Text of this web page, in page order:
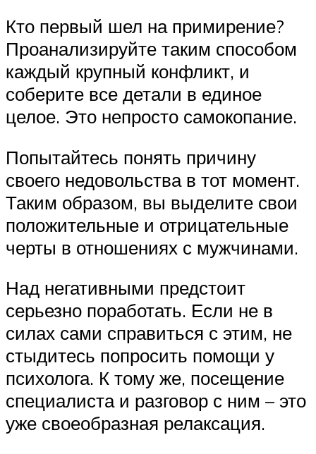
Кто первый шел на примирение?
Проанализируйте таким способом
каждый крупный конфликт, и
соберите все детали в единое
целое. Это непросто самокопание.
Попытайтесь понять причину
своего недовольства в тот момент.
Таким образом, вы выделите свои
положительные и отрицательные
черты в отношениях с мужчинами.
Над негативными предстоит
серьезно поработать. Если не в
силах сами справиться с этим, не
стыдитесь попросить помощи у
психолога. К тому же, посещение
специалиста и разговор с ним – это
уже своеобразная релаксация.